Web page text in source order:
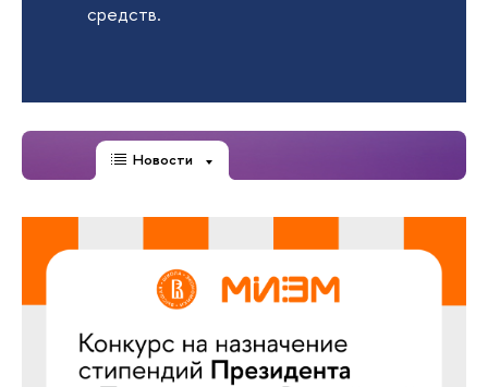
средств.
Новости